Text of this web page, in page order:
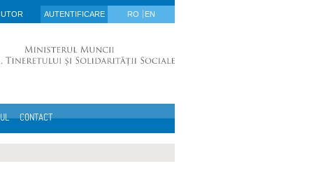
AUTENTIFICARE RO EN
CONTACT